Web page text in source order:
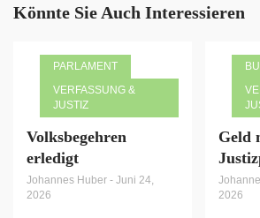
Könnte Sie Auch Interessieren
PARLAMENT
VERFASSUNG &
JUSTIZ
Volksbegehren
erledigt
Johannes Huber - Juni 24,
2026
Geld
2026